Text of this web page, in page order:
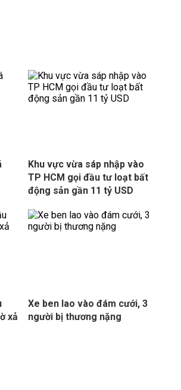
Khu vực vừa sáp nhập vào
TP HCM gọi đầu tư loạt bất
động sản gần 11 tỷ USD
xả
Xe ben lao vào đám cưới, 3
người bị thương nặng